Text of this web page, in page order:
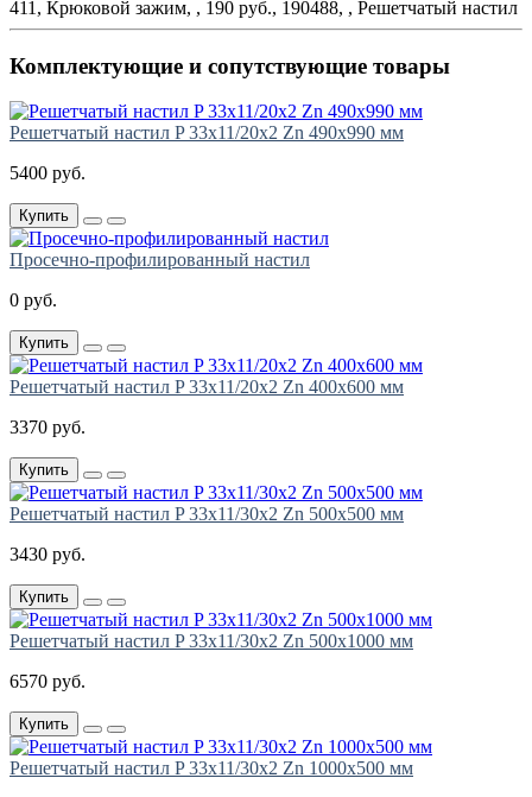
411, Крюковой зажим, , 190 руб., 190488, , Решетчатый настил
Комплектующие и сопутствующие товары
Решетчатый настил P 33х11/20х2 Zn 490х990 мм
5400 руб.
Купить
Просечно-профилированный настил
0 руб.
Купить
Решетчатый настил P 33х11/20х2 Zn 400х600 мм
3370 руб.
Купить
Решетчатый настил P 33х11/30х2 Zn 500х500 мм
3430 руб.
Купить
Решетчатый настил P 33х11/30х2 Zn 500х1000 мм
6570 руб.
Купить
Решетчатый настил P 33х11/30х2 Zn 1000х500 мм